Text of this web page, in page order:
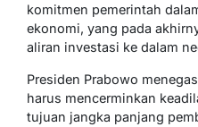
komitmen pemerintah
ekonomi, yang pada
aliran investasi ke dalam
Presiden Prabowo
harus mencerminkan
tujuan jangka panjang